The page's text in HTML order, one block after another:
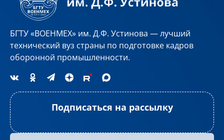
БГТУ «ВОЕНМЕХ» им. Д.Ф. Устинова — лучший
технический вуз страны по подготовке кадров
оборонной промышленности.
Подписаться на рассылку